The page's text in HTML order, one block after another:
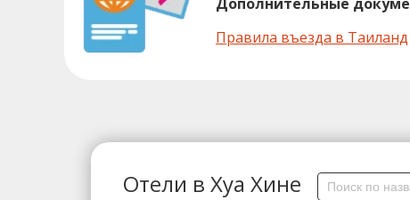
Правила въезда в Таиланд
Отели в Хуа Хине